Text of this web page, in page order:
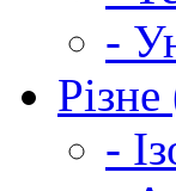
-
-